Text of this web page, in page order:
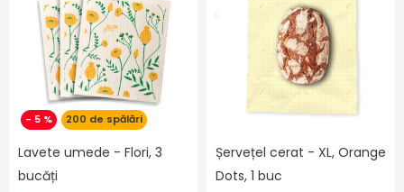
- 5 % 200 de spălări
Lavete umede - Flori, 3
bucăți
Șervețel cerat - XL, Orange
Dots, 1 buc